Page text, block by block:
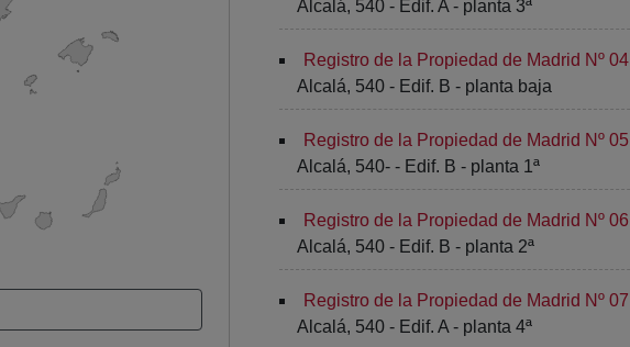
Alcalá, 540 - Edif. A - planta 3ª
Registro de la Propiedad de Madrid Nº 04
Alcalá, 540 - Edif. B - planta baja
Registro de la Propiedad de Madrid Nº 05
Alcalá, 540- - Edif. B - planta 1ª
Registro de la Propiedad de Madrid Nº 06
Alcalá, 540 - Edif. B - planta 2ª
Registro de la Propiedad de Madrid Nº 07
Alcalá, 540 - Edif. A - planta 4ª